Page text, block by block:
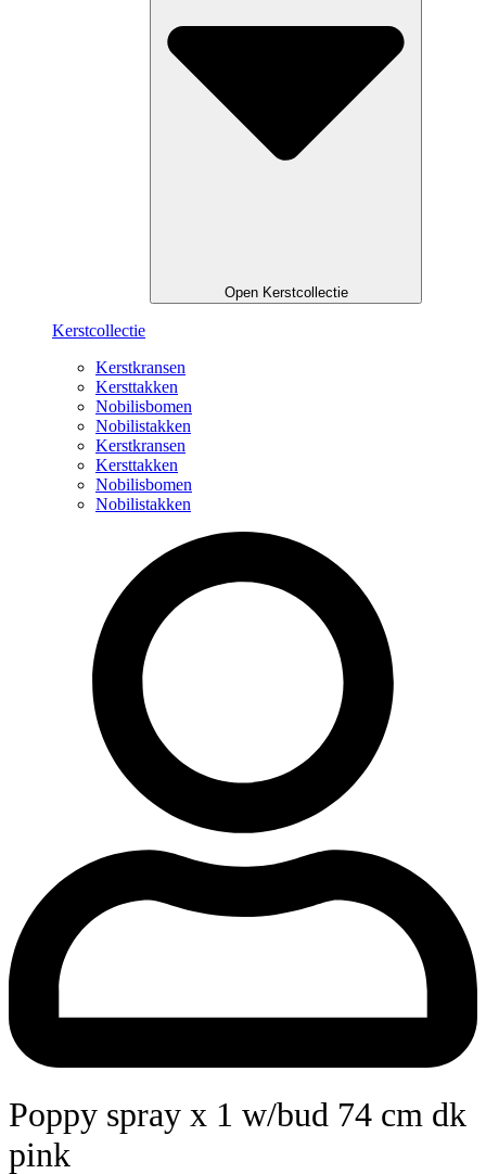
Open Kerstcollectie
Kerstcollectie
Kerstkransen
Kersttakken
Nobilisbomen
Nobilistakken
Kerstkransen
Kersttakken
Nobilisbomen
Nobilistakken
poppy spray x 1 w/bud 74 cm dk
pink